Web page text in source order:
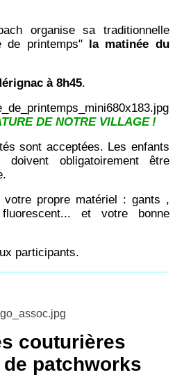
organise sa traditionnelle
de printemps" la matinée du
à 8h45.
DE NOTRE VILLAGE !
sont acceptées. Les enfants
obligatoirement être
votre propre matériel : gants ,
et votre bonne
participants.
couturières
patchworks